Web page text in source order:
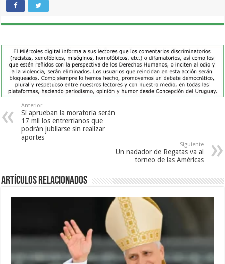
Anterior
Si aprueban la moratoria serán
17 mil los entrerrianos que
podrán jubilarse sin realizar
aportes
Siguiente
Un nadador de Regatas va al
torneo de las Américas
Artículos Relacionados